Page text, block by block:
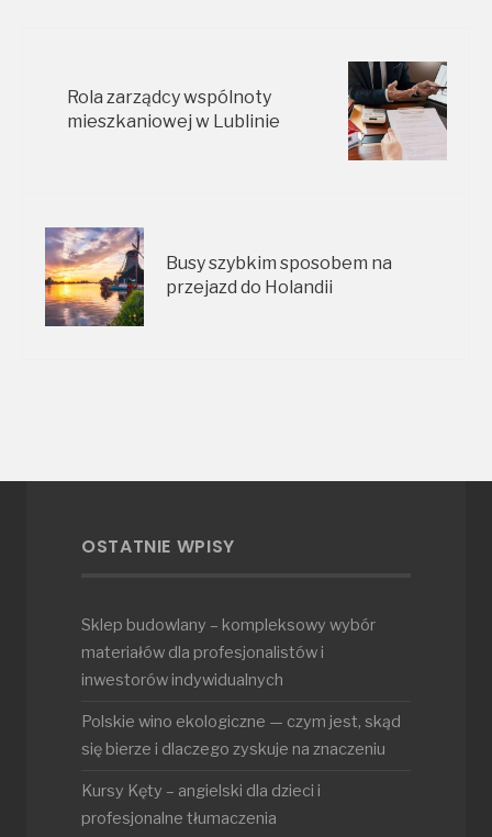
Rola zarządcy wspólnoty
mieszkaniowej w Lublinie
Busy szybkim sposobem na
przejazd do Holandii
OSTATNIE WPISY
Sklep budowlany – kompleksowy wybór
materiałów dla profesjonalistów i
inwestorów indywidualnych
Polskie wino ekologiczne — czym jest, skąd
się bierze i dlaczego zyskuje na znaczeniu
Kursy Kęty – angielski dla dzieci i
profesjonalne tłumaczenia